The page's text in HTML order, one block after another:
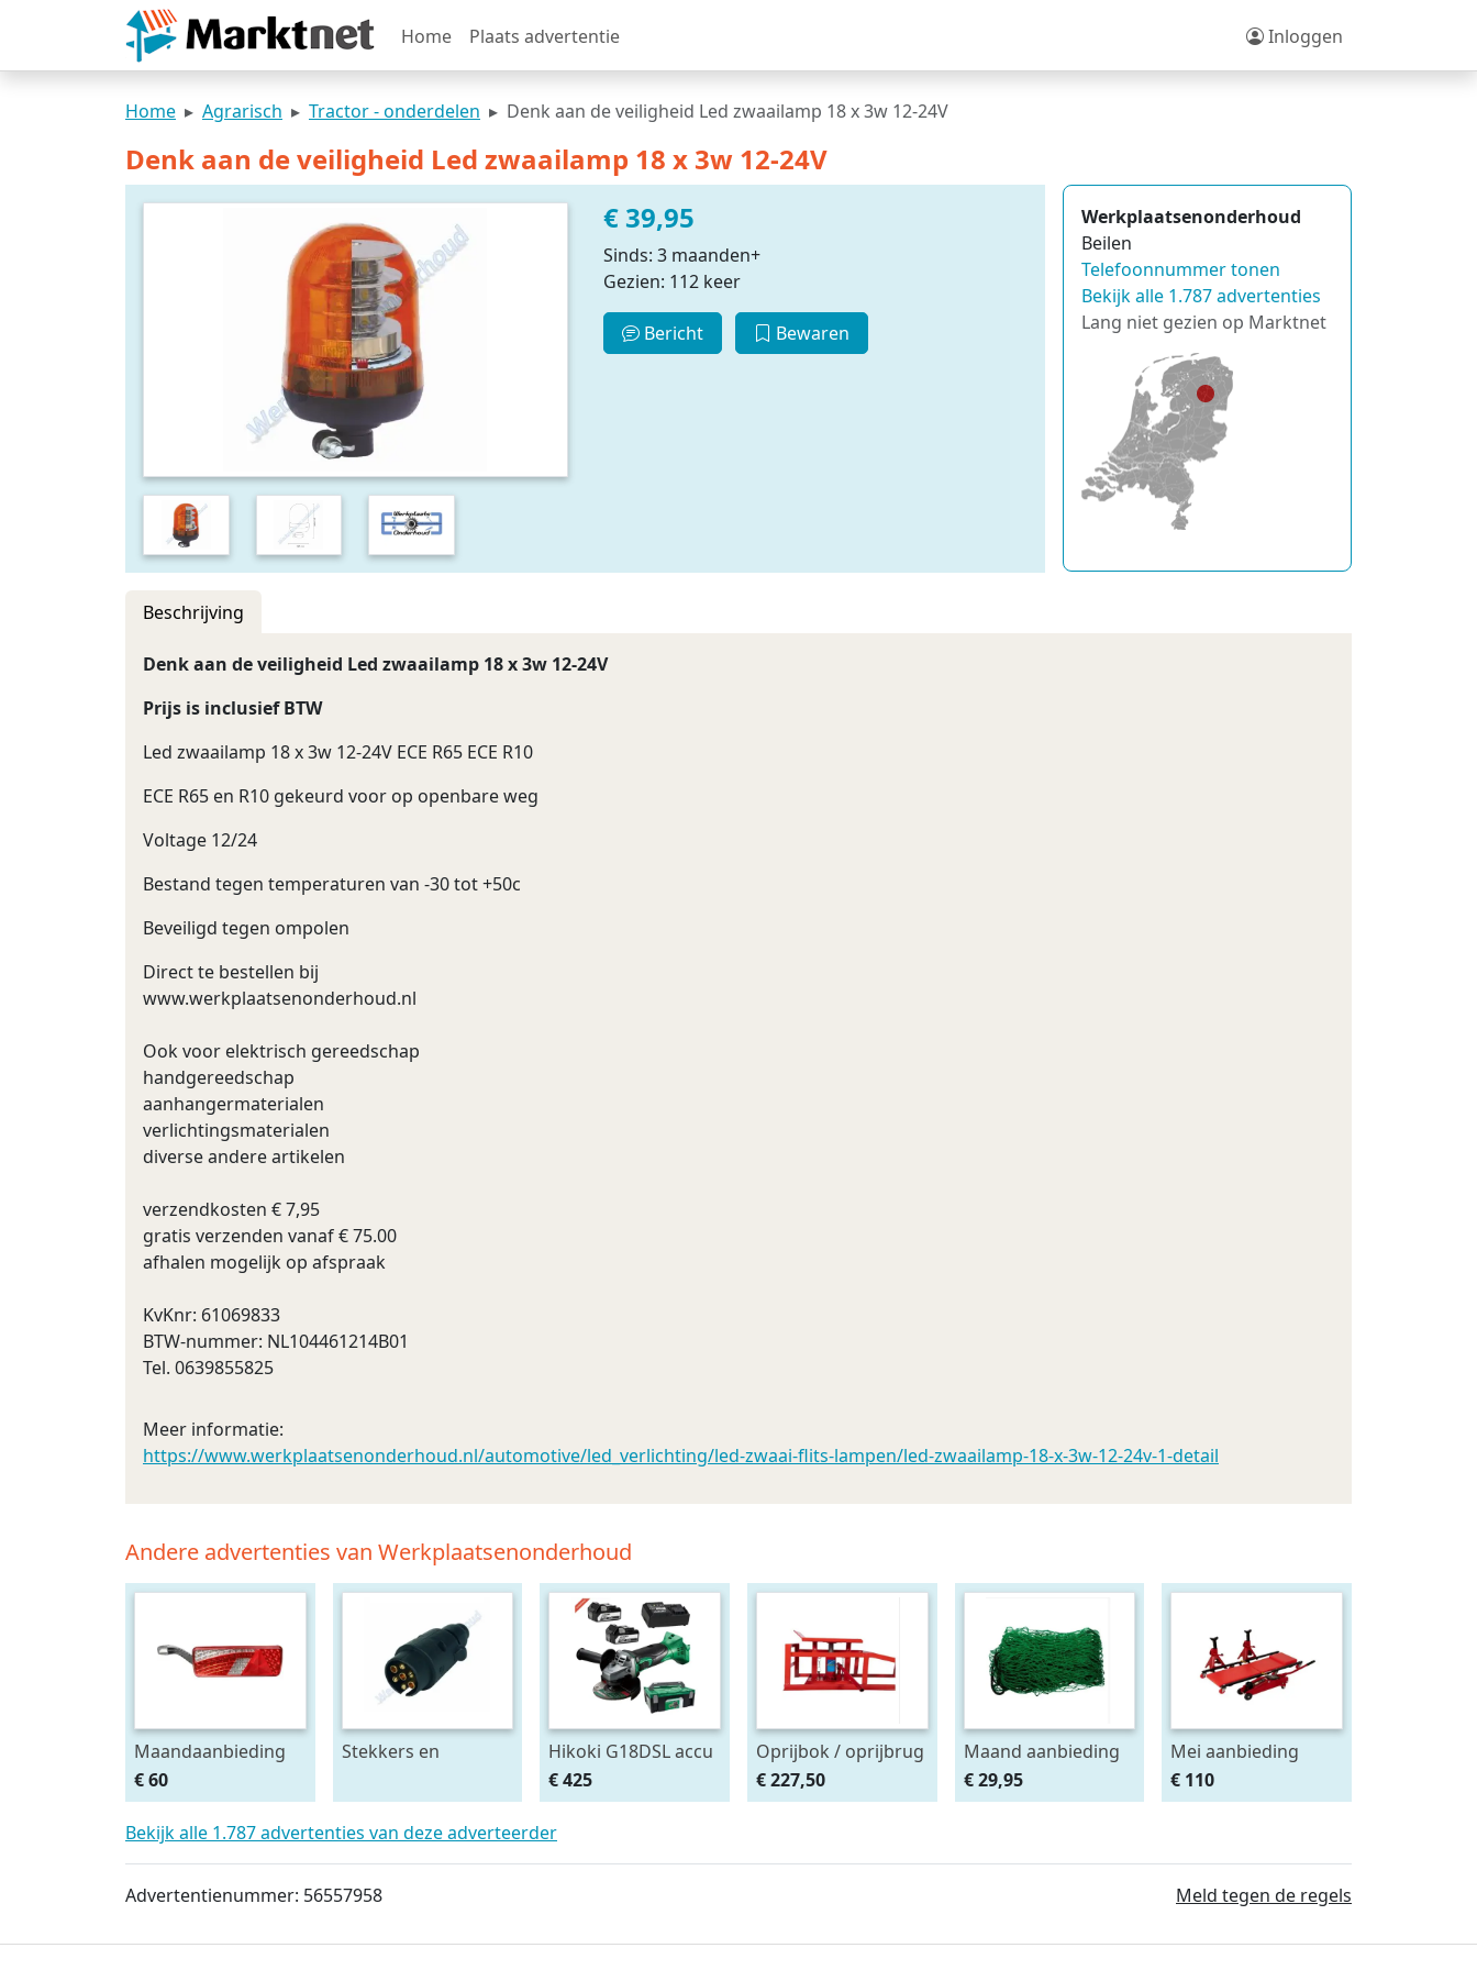
Home Plaats advertentie Inloggen
Home Agrarisch Tractor - onderdelen Denk aan de veiligheid Led zwaailamp 18 x 3w 12-24V
Denk aan de veiligheid Led zwaailamp 18 x 3w 12-24V
€ 39,95
Sinds: 3 maanden+
Gezien: 112 keer
Bericht Bewaren
Werkplaatsenonderhoud
Beilen
Telefoonnummer tonen
Bekijk alle 1.787 advertenties
Lang niet gezien op Marktnet
Beschrijving
Denk aan de veiligheid Led zwaailamp 18 x 3w 12-24V
Prijs is inclusief BTW
Led zwaailamp 18 x 3w 12-24V ECE R65 ECE R10
ECE R65 en R10 gekeurd voor op openbare weg
Voltage 12/24
Bestand tegen temperaturen van -30 tot +50c
Beveiligd tegen ompolen
Direct te bestellen bij
www.werkplaatsenonderhoud.nl
Ook voor elektrisch gereedschap
handgereedschap
aanhangermaterialen
verlichtingsmaterialen
diverse andere artikelen
verzendkosten € 7,95
gratis verzenden vanaf € 75.00
afhalen mogelijk op afspraak
KvKnr: 61069833
BTW-nummer: NL104461214B01
Tel. 0639855825
Meer informatie:
https://www.werkplaatsenonderhoud.nl/automotive/led_verlichting/led-zwaai-flits-lampen/led-zwaailamp-18-x-3w-12-24v-1-detail
Andere advertenties van Werkplaatsenonderhoud
Maandaanbieding
Led achterlicht 12-
24V links m.
breedtelamp
€ 60
Stekkers en
diversen
Hikoki G18DSL accu
haakse slijper
(2x5Ah + HSCII)
€ 425
Oprijbok / oprijbrug
met ingebouwde
krik. set 2stuks
€ 227,50
Maand aanbieding
Afdeknet 4x2 mtr
maas 4.5 x 4.5 cm
€ 29,95
Mei aanbieding
Monteursligkar+2
tons krik + 2
€ 110
Bekijk alle 1.787 advertenties van deze adverteerder
Advertentienummer: 56557958 Meld tegen de regels